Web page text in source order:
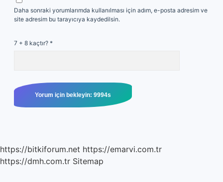
Daha sonraki yorumlarımda kullanılması için adım, e-posta adresim ve
site adresim bu tarayıcıya kaydedilsin.
7 + 8 kaçtır? *
https://bitkiforum.net https://emarvi.com.tr
https://dmh.com.tr Sitemap